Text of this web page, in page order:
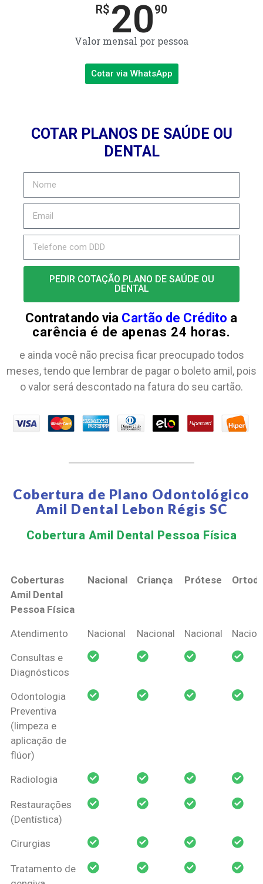
R$ 2090
Valor mensal por pessoa
Cotar via WhatsApp
COTAR PLANOS DE SAÚDE OU
DENTAL
PEDIR COTAÇÃO PLANO DE SAÚDE OU
DENTAL
Contratando via Cartão de Crédito a
carência é de apenas 24 horas.
e ainda você não precisa ficar preocupado todos
meses, tendo que lembrar de pagar o boleto amil, pois
o valor será descontado na fatura do seu cartão.
Cobertura de Plano Odontológico
Amil Dental Lebon Régis SC
Cobertura Amil Dental Pessoa Física​
Coberturas
Amil Dental
Pessoa Física
Nacional Criança Prótese
Coberturas
Pessoa Física
Nacional Criança Prótese
Atendimento Nacional Nacional Nacional
Consultas e
Diagnósticos
Odontologia
Preventiva
(limpeza e
aplicação de
flúor)
Radiologia
Restaurações
(Dentística)
Cirurgias
Tratamento de